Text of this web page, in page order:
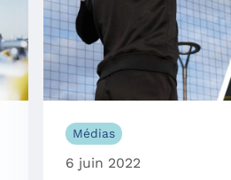
Médias
6 juin 2022